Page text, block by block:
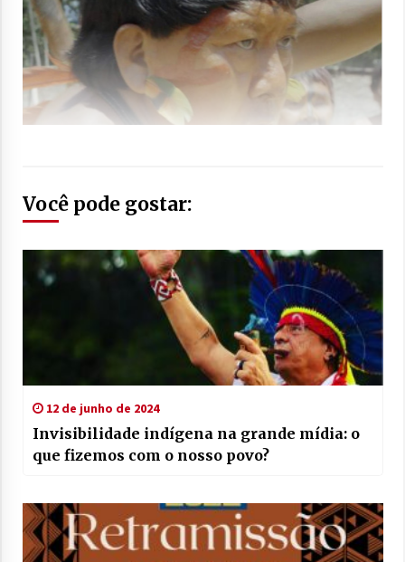
Você pode gostar:
12 de junho de 2024
Invisibilidade indígena na grande mídia: o
que fizemos com o nosso povo?